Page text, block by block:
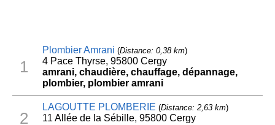
1
Plombier Amrani (Distance: 0,38 km)
4 Pace Thyrse, 95800 Cergy
amrani, chaudière, chauffage, dépannage,
plombier, plombier amrani
2
LAGOUTTE PLOMBERIE (Distance: 2,63 km)
11 Allée de la Sébille, 95800 Cergy